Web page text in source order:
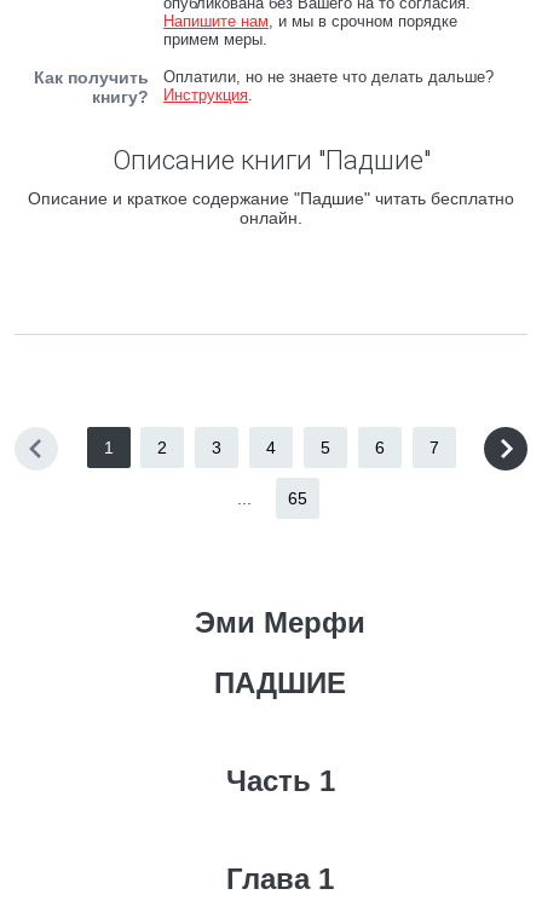
Напишите нам, и мы в срочном порядке
примем меры.
Как получить
книгу?
Оплатили, но не знаете что делать дальше?
Инструкция.
Описание книги "Падшие"
Описание и краткое содержание "Падшие" читать бесплатно
онлайн.
1 2 3 4 5 6 7
65
Эми Мерфи
ПАДШИЕ
Часть 1
Глава 1